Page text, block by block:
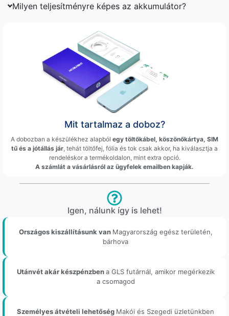
Milyen teljesítményre képes az akkumulátor?
Mit tartalmaz a doboz?
A dobozban a készülékhez alapból egy töltőkábel, köszönőkártya, SIM
tű és a jótállás jár , tehát töltőfej, fólia és tok csak akkor, ha kiválasztja a
rendeléskor a termékoldalon, mint extra opció.
A számlát a vásárlásról az ügyfelek emailben kapják.
Igen, nálunk így is lehet!
Országos kiszállításunk van Magyarország egész területén,
bárhova
Utánvét akár készpénzbena GLS futárnál, amikor megérkezik
a csomagod
Személyes átvételi lehetőség Makói és Szegedi üzletünkben